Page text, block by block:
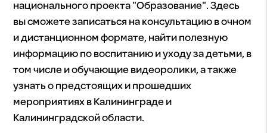
национального проекта "Образование". Здесь
вы сможете записаться на консультацию в очном
и дистанционном формате, найти полезную
информацию по воспитанию и уходу за детьми, в
том числе и обучающие видеоролики, а также
узнать о предстоящих и прошедших
мероприятиях в Калининграде и
Калининградской области.